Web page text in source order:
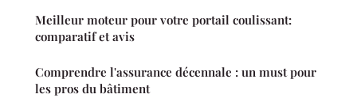
Meilleur moteur pour votre portail coulissant:
comparatif et avis
Comprendre l'assurance décennale : un must pour
les pros du bâtiment